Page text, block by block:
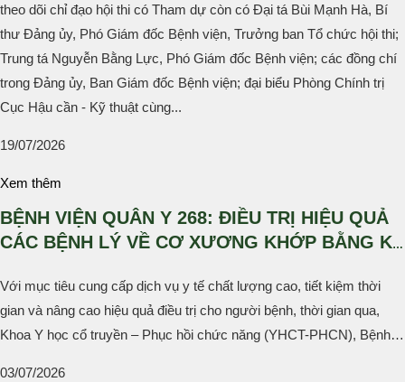
theo dõi chỉ đạo hội thi có Tham dự còn có Đại tá Bùi Mạnh Hà, Bí
thư Đảng ủy, Phó Giám đốc Bệnh viện, Trưởng ban Tổ chức hội thi;
Trung tá Nguyễn Bằng Lực, Phó Giám đốc Bệnh viện; các đồng chí
trong Đảng ủy, Ban Giám đốc Bệnh viện; đại biểu Phòng Chính trị
Cục Hậu cần - Kỹ thuật cùng...
19/07/2026
Xem thêm
BỆNH VIỆN QUÂN Y 268: ĐIỀU TRỊ HIỆU QUẢ
CÁC BỆNH LÝ VỀ CƠ XƯƠNG KHỚP BẰNG KỸ
Với mục tiêu cung cấp dịch vụ y tế chất lượng cao, tiết kiệm thời
gian và nâng cao hiệu quả điều trị cho người bệnh, thời gian qua,
Khoa Y học cổ truyền – Phục hồi chức năng (YHCT-PHCN), Bệnh
03/07/2026